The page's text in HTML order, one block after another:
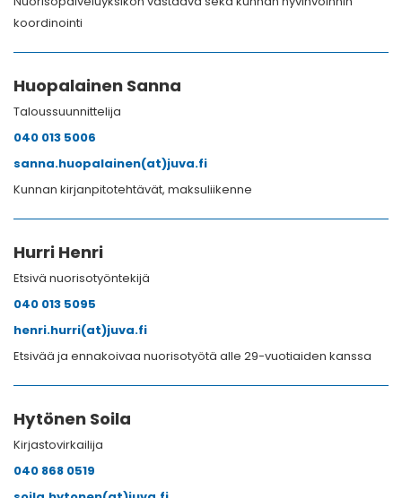
koordinointi
Huopalainen Sanna
Taloussuunnittelija
040 013 5006
sanna.huopalainen(at)juva.fi
Kunnan kirjanpitotehtävät, maksuliikenne
Hurri Henri
Etsivä nuorisotyöntekijä
040 013 5095
henri.hurri(at)juva.fi
Etsivää ja ennakoivaa nuorisotyötä alle 29-vuotiaiden kanssa
Hytönen Soila
Kirjastovirkailija
040 868 0519